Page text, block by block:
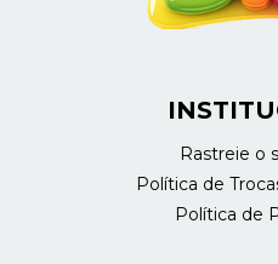
Rastreie o
Política de
Política de